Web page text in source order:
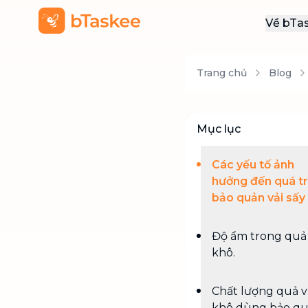
Về
Trang chủ Blog
Mục lục
Các yếu tố ảnh
hưởng đến quá
bảo quản vải sấy
Độ ẩm trong quả
khô.
Chất lượng quả